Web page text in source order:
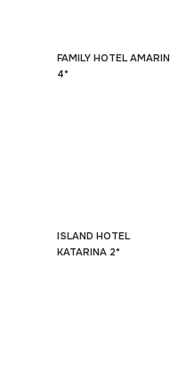
FAMILY HOTEL AMARIN
4*
ISLAND HOTEL
KATARINA 2*